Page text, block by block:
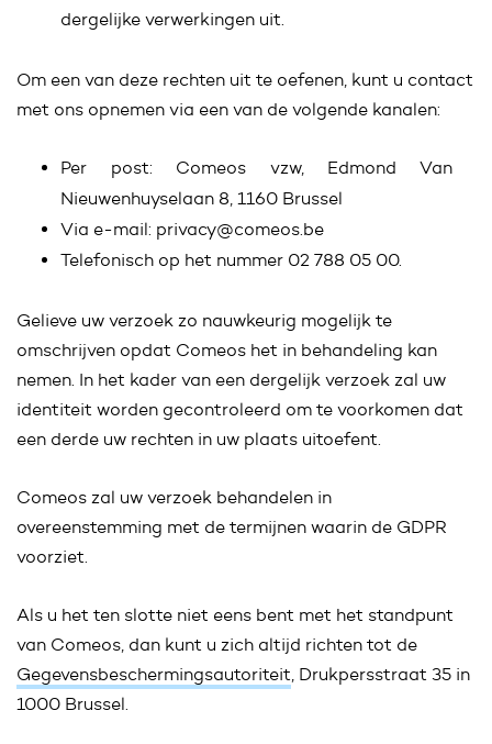
dergelijke verwerkingen uit.
Om een van deze rechten uit te oefenen, kunt u contact
met ons opnemen via een van de volgende kanalen:
Per post: Comeos vzw, Edmond Van
Nieuwenhuyselaan 8, 1160 Brussel
Via e-mail: privacy@comeos.be
Telefonisch op het nummer 02 788 05 00.
Gelieve uw verzoek zo nauwkeurig mogelijk te
omschrijven opdat Comeos het in behandeling kan
nemen. In het kader van een dergelijk verzoek zal uw
identiteit worden gecontroleerd om te voorkomen dat
een derde uw rechten in uw plaats uitoefent.
Comeos zal uw verzoek behandelen in
overeenstemming met de termijnen waarin de GDPR
voorziet.
Als u het ten slotte niet eens bent met het standpunt
van Comeos, dan kunt u zich altijd richten tot de
Gegevensbeschermingsautoriteit, Drukpersstraat 35 in
1000 Brussel.